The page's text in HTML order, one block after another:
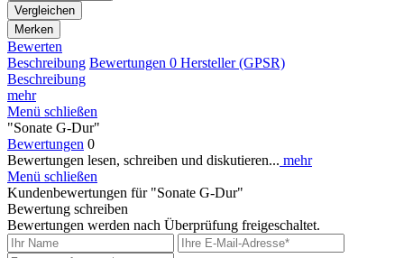
Vergleichen
Merken
Bewerten
Beschreibung Bewertungen 0 Hersteller (GPSR)
Beschreibung
mehr
Menü schließen
"Sonate G-Dur"
Bewertungen 0
Bewertungen lesen, schreiben und diskutieren... mehr
Menü schließen
Kundenbewertungen für "Sonate G-Dur"
Bewertung schreiben
Bewertungen werden nach Überprüfung freigeschaltet.